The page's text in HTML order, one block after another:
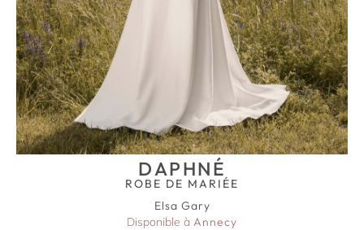
DAPHNÉ
ROBE DE MARIÉE
Elsa Gary
Disponible à Annecy